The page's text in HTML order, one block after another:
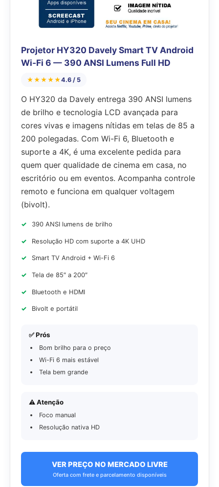
Projetor HY320 Davely Smart TV Android
Wi-Fi 6 — 390 ANSI Lumens Full HD
★★★★★4.6 / 5
O HY320 da Davely entrega 390 ANSI lumens
de brilho e tecnologia LCD avançada para
cores vivas e imagens nítidas em telas de 85 a
200 polegadas. Com Wi-Fi 6, Bluetooth e
suporte a 4K, é uma excelente pedida para
quem quer qualidade de cinema em casa, no
escritório ou em eventos. Acompanha controle
remoto e funciona em qualquer voltagem
(bivolt).
390 ANSI lumens de brilho
Resolução HD com suporte a 4K UHD
Smart TV Android + Wi-Fi 6
Tela de 85″ a 200″
Bluetooth e HDMI
Bivolt e portátil
✅ Prós
Bom brilho para o preço
Wi-Fi 6 mais estável
Tela bem grande
⚠️ Atenção
Foco manual
Resolução nativa HD
VER PREÇO NO MERCADO LIVRE
Oferta com frete e parcelamento disponíveis